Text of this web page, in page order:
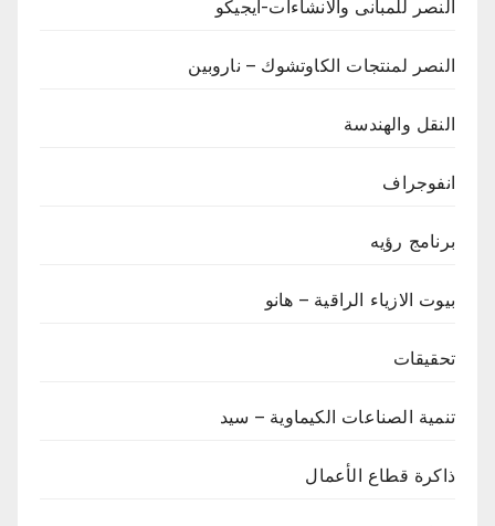
النصر للمبانى والانشاءات-ايجيكو
النصر لمنتجات الكاوتشوك – ناروبين
النقل والهندسة
انفوجراف
برنامج رؤيه
بيوت الازياء الراقية – هانو
تحقيقات
تنمية الصناعات الكيماوية – سيد
ذاكرة قطاع الأعمال